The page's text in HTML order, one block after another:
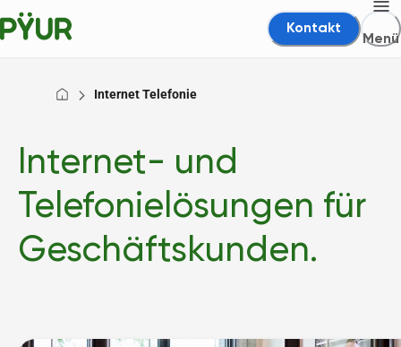
Kontakt
Menü
Internet Telefonie
Internet- und
Telefonielösungen für
Geschäftskunden.